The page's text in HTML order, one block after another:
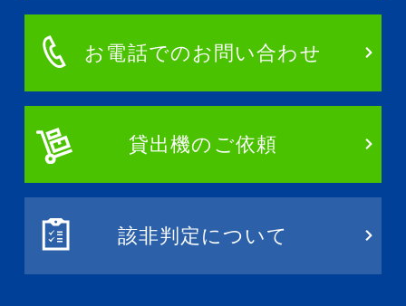
お電話でのお問い合わせ
貸出機のご依頼
該非判定について